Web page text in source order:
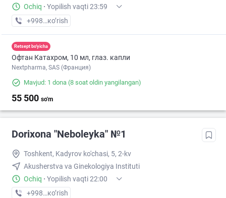
Ochiq · Yopilish vaqti 23:59
+998 (90) XXX-XX-XX
кo’rish
Retsept bo'yicha
Офтан Катахром, 10 мл, глаз. капли
Nextpharma, SAS (Франция)
Mavjud: 1 dona (8 soat oldin yangilangan)
55 500 so'm
Dorixona "Neboleyka" №1
Toshkent, Kadyrov ko'chasi, 5, 2-kv
Akusherstva va Ginekologiya Instituti
Ochiq · Yopilish vaqti 22:00
+998 (71) XXX-XX-XX
кo’rish